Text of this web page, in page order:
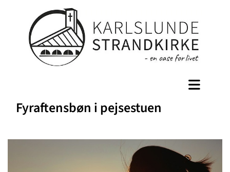
Fyraftensbøn i pejsestuen